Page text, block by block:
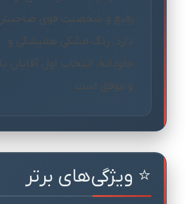
رفیع و شخصیت قوی
دارد. رنگ مشکی همیشگی و
جاودانه، انتخاب اول آقایان
و موفق است.
⭐ ویژگی‌های برتر